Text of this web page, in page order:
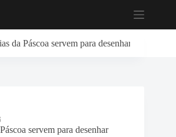
da Páscoa servem para desenhar
servem para desenhar